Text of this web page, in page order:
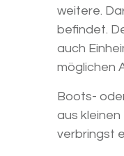
weitere.
befindet.
auch
möglichen
Boots-
aus
verbringst